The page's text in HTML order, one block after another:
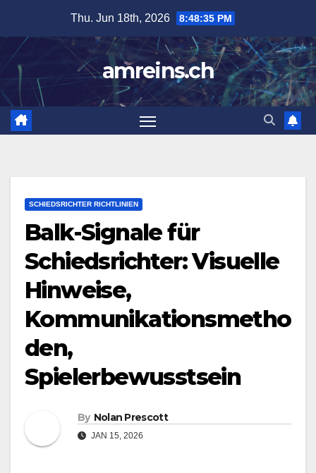
content
Thu. Jun 18th, 2026 8:48:36 PM
amreins.ch
SCHIEDSRICHTER RICHTLINIEN
Balk-Signale für
Schiedsrichter: Visuelle
Hinweise,
Kommunikationsmetho
den,
Spielerbewusstsein
By Nolan Prescott
JAN 15, 2026